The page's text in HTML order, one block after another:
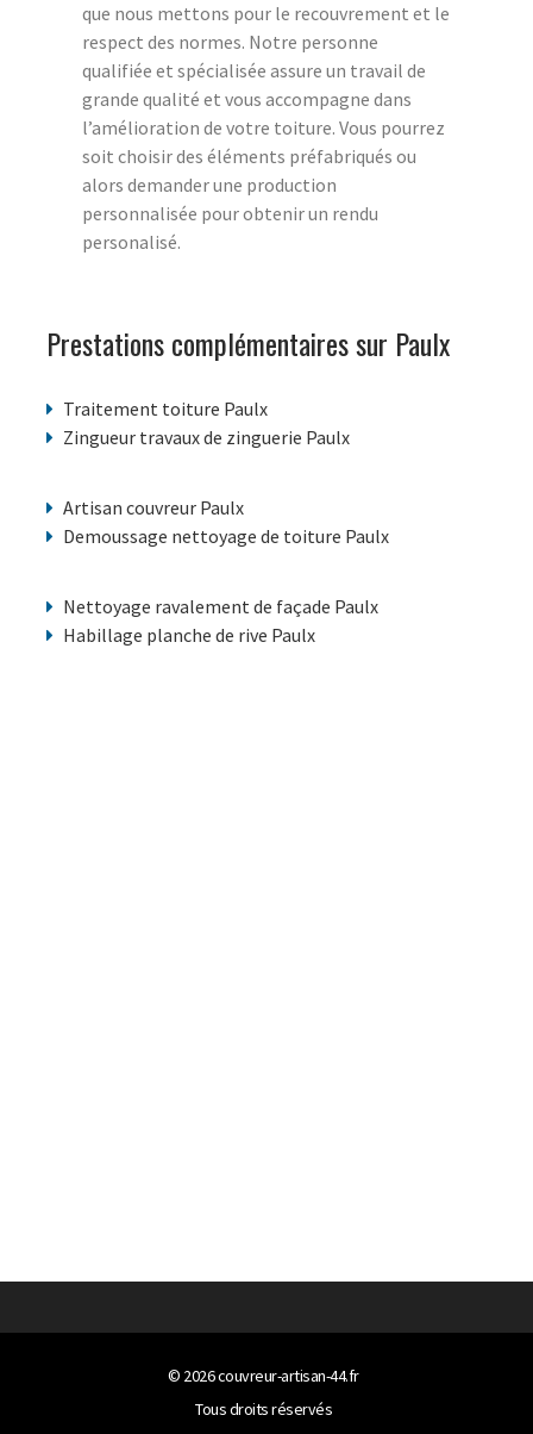
que nous mettons pour le recouvrement et le
respect des normes. Notre personne
qualifiée et spécialisée assure un travail de
grande qualité et vous accompagne dans
l’amélioration de votre toiture. Vous pourrez
soit choisir des éléments préfabriqués ou
alors demander une production
personnalisée pour obtenir un rendu
personalisé.
Prestations complémentaires sur Paulx
Traitement toiture Paulx
Zingueur travaux de zinguerie Paulx
Artisan couvreur Paulx
Demoussage nettoyage de toiture Paulx
Nettoyage ravalement de façade Paulx
Habillage planche de rive Paulx
© 2026couvreur-artisan-44.fr
Tous droits réservés